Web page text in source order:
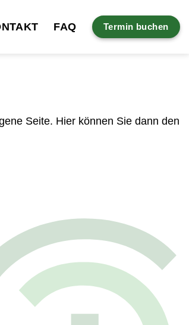
FAQ Termin buchen
Seite. Hier können Sie dann den